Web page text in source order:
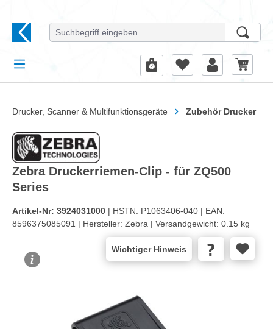
Drucker, Scanner & Multifunktionsgeräte Zubehör Drucker
Zebra Druckerriemen-Clip - für ZQ500
Series
Artikel-Nr: 3924031000 | HSTN: P1063406-040 | EAN:
8596375085091 | Hersteller: Zebra | Versandgewicht: 0.15 kg
Wichtiger Hinweis